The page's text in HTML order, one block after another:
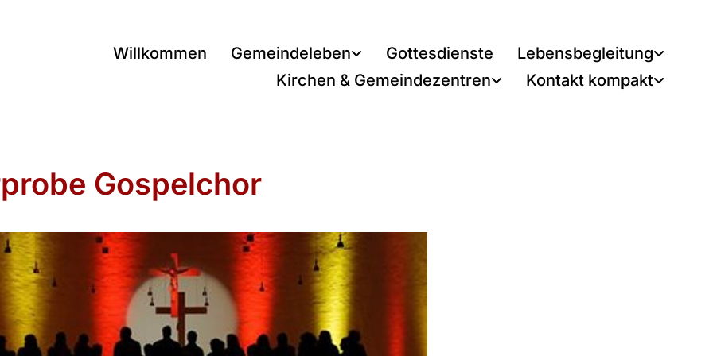
Willkommen Gemeindeleben Gottesdienste
Lebensbegleitung
Kirchen & Gemeindezentren
Kontakt kompakt
Gospelchor